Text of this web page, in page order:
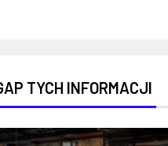
TYCH INFORMACJI